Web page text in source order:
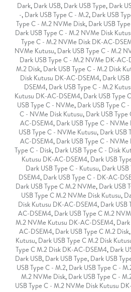
Dark, Dark USB, Dark USB Type, Dark
-, Dark USB Type C - M.2, Dark USB
Type C - M.2 NVMe Disk, Dark USB
Dark USB Type C - M.2 NVMe Disk
Type C - M.2 NVMe Disk DK-AC-
NVMe Kutusu, Dark USB Type C - M.2
Dark USB Type C - M.2 NVMe DK-AC-
M.2 Disk, Dark USB Type C - M.2 Disk
Disk Kutusu DK-AC-DSEM4, Dark
DSEM4, Dark USB Type C - M.2
Kutusu DK-AC-DSEM4, Dark USB Type
USB Type C - NVMe, Dark USB Type C
C - NVMe Disk Kutusu, Dark USB
AC-DSEM4, Dark USB Type C -
USB Type C - NVMe Kutusu, Dark USB
AC-DSEM4, Dark USB Type C -
Type C - Disk, Dark USB Type C - Disk
Kutusu DK-AC-DSEM4, Dark USB
Dark USB Type C - Kutusu, Dark
DSEM4, Dark USB Type C - DK-AC-
Dark USB Type C M.2 NVMe, Dark USB
USB Type C M.2 NVMe Disk Kutusu,
Disk Kutusu DK-AC-DSEM4, Dark USB
AC-DSEM4, Dark USB Type C M.2
M.2 NVMe Kutusu DK-AC-DSEM4,
AC-DSEM4, Dark USB Type C M.2 Disk,
Kutusu, Dark USB Type C M.2 Disk
Type C M.2 Disk DK-AC-DSEM4, Dark
Dark USB, Dark USB Type, Dark USB
USB Type C - M.2, Dark USB Type C -
M.2 NVMe Disk, Dark USB Type C -
USB Type C - M.2 NVMe Disk Kutusu